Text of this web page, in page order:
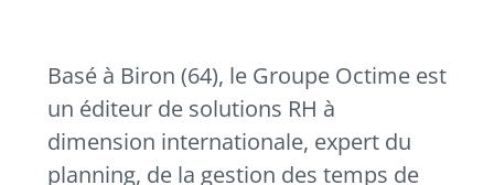
Basé à Biron (64), le Groupe Octime est
un éditeur de solutions RH à
dimension internationale, expert du
planning, de la gestion des temps de